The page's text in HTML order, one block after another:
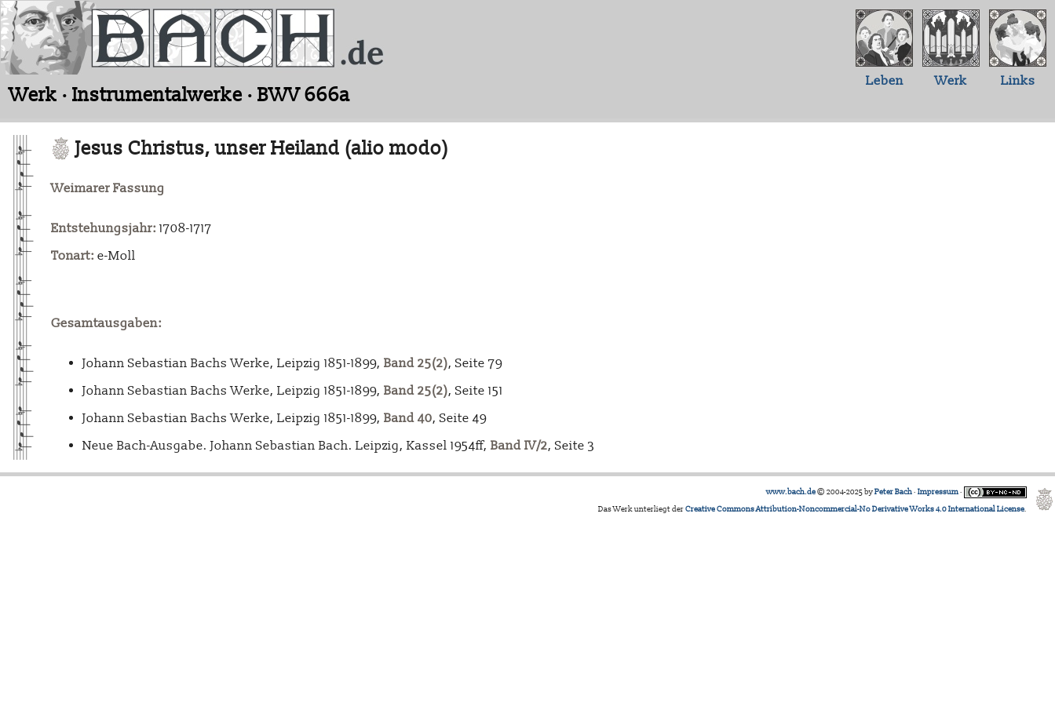
Werk · Instrumentalwerke · BWV 666a
Leben Werk Links
Jesus Christus, unser Heiland (alio modo)
Weimarer Fassung
Entstehungsjahr: 1708-1717
Tonart: e-Moll
Gesamtausgaben:
Johann Sebastian Bachs Werke, Leipzig 1851-1899, Band 25(2), Seite 79
Johann Sebastian Bachs Werke, Leipzig 1851-1899, Band 25(2), Seite 151
Johann Sebastian Bachs Werke, Leipzig 1851-1899, Band 40, Seite 49
Neue Bach-Ausgabe. Johann Sebastian Bach. Leipzig, Kassel 1954ff, Band IV/2, Seite 3
www.bach.de© 2004-2025 byPeter Bach· Impressum·
Das Werk unterliegt derCreative Commons Attribution-Noncommercial-No Derivative Works 4.0 International License.